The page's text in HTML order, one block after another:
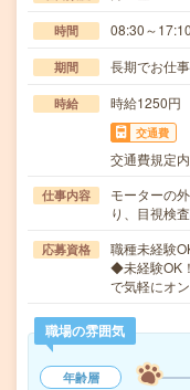
時間 08:30～17:10
期間 長期でお仕
時給 時給1250円
交通費
交通費規定
仕事内容
モーターの
り、目視検
応募資格
職種未経験
◆未経験OK
で気軽にオ
職場の雰囲気
年齢層